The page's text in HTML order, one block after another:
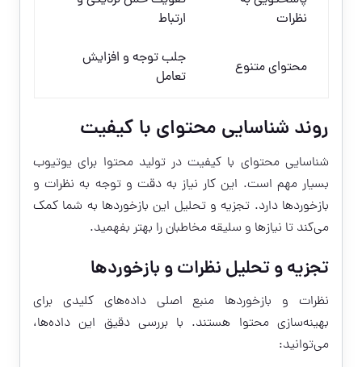
نظرات
ارتباط
محتوای متنوع
جلب توجه و افزایش
تعامل
روند شناسایی محتوای با کیفیت
شناسایی محتوای با کیفیت در تولید محتوا برای یوتیوب
بسیار مهم است. این کار نیاز به دقت و توجه به نظرات و
بازخوردها دارد. تجزیه و تحلیل این بازخوردها به شما کمک
می‌کند تا نیازها و سلیقه مخاطبان را بهتر بفهمید.
تجزیه و تحلیل نظرات و بازخوردها
نظرات و بازخوردها منبع اصلی داده‌های کلیدی برای
بهینه‌سازی محتوا هستند. با بررسی دقیق این داده‌ها،
می‌توانید: